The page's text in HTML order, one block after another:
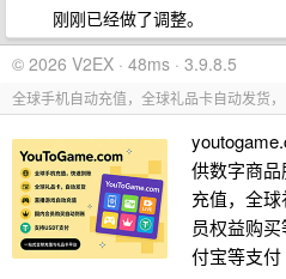
刚刚已经做了调整。
© 2026 V2EX · 48ms · 3.9.8.5
全球手机自动充值，全球礼品卡自动发货
供数字商
充值，全
员权益购
付宝等支付